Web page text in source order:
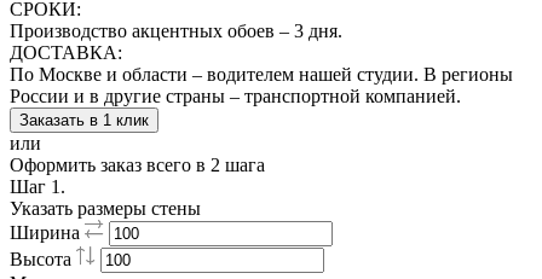
СРОКИ:
Производство акцентных обоев – 3 дня.
ДОСТАВКА:
По Москве и области – водителем нашей студии. В регионы
России и в другие страны – транспортной компанией.
Заказать в 1 клик
или
Оформить заказ всего в 2 шага
Шаг 1.
Указать размеры стены
Ширина
Высота